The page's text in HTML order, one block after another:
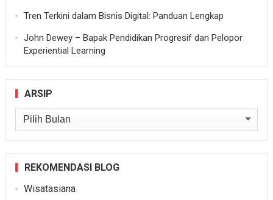
Tren Terkini dalam Bisnis Digital: Panduan Lengkap
John Dewey – Bapak Pendidikan Progresif dan Pelopor
Experiential Learning
ARSIP
Arsip
REKOMENDASI BLOG
Wisatasiana